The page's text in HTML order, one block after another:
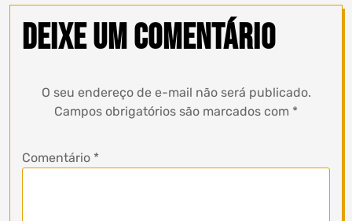
Deixe um comentário
O seu endereço de e-mail não será publicado.
Campos obrigatórios são marcados com *
Comentário *